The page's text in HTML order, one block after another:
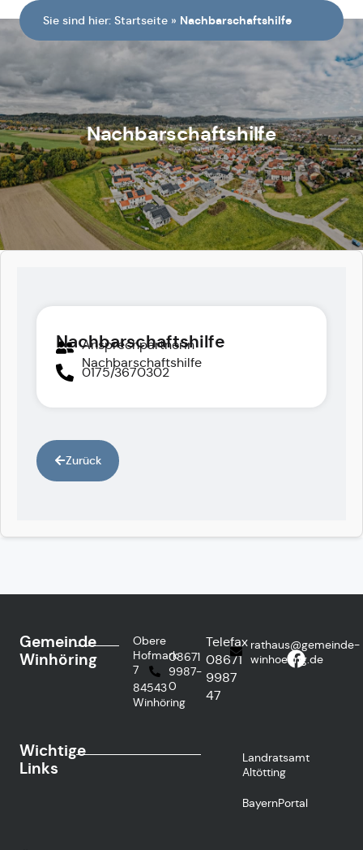
Sie sind hier: Startseite » Nachbarschaftshilfe
Nachbarschaftshilfe
Nachbarschaftshilfe
Ansprechpartnerin
Nachbarschaftshilfe
0175/3670302
Zurück
Gemeinde
Winhöring
Obere
Hofmark
7
84543
Winhöring
08671
9987-
0
Telefax
08671
9987
47
rathaus@gemeinde-
winhoering.de
Wichtige
Links
Landratsamt
Altötting
BayernPortal